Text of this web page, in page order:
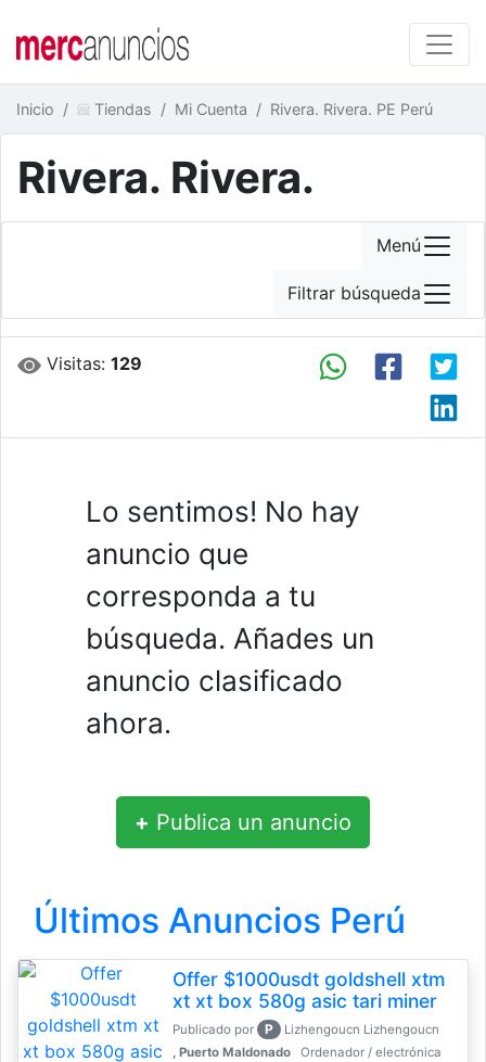
Inicio Tiendas Mi Cuenta Rivera. Rivera. PE Perú
Rivera. Rivera.
Visitas:129
Lo sentimos! No hay
anuncio que
corresponda a tu
búsqueda. Añades un
anuncio clasificado
ahora.
+ Publica un anuncio
Últimos Anuncios Perú
Offer $1000usdt goldshell xtm
xt xt box 580g asic tari miner
Publicado por P
Lizhengoucn Lizhengoucn
, Puerto Maldonado
Ordenador / electrónica
Menú
Filtrar búsqueda